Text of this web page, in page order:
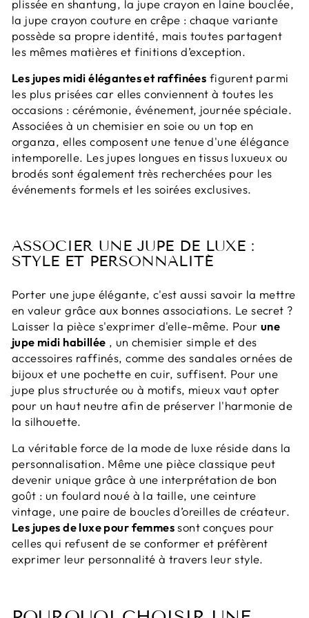
plissée en shantung, la jupe crayon en laine bouclée,
la jupe crayon couture en crêpe : chaque variante
possède sa propre identité, mais toutes partagent
les mêmes matières et finitions d’exception.
Les jupes midi élégantes et raffinées figurent parmi
les plus prisées car elles conviennent à toutes les
occasions : cérémonie, événement, journée spéciale.
Associées à un chemisier en soie ou un top en
organza, elles composent une tenue d'une élégance
intemporelle. Les jupes longues en tissus luxueux ou
brodés sont également très recherchées pour les
événements formels et les soirées exclusives.
ASSOCIER UNE JUPE DE LUXE :
STYLE ET PERSONNALITÉ
Porter une jupe élégante, c'est aussi savoir la mettre
en valeur grâce aux bonnes associations. Le secret ?
Laisser la pièce s'exprimer d'elle-même. Pourune
jupe midi habillée , un chemisier simple et des
accessoires raffinés, comme des sandales ornées de
bijoux et une pochette en cuir, suffisent. Pour une
jupe plus structurée ou à motifs, mieux vaut opter
pour un haut neutre afin de préserver l'harmonie de
la silhouette.
La véritable force de la mode de luxe réside dans la
personnalisation. Même une pièce classique peut
devenir unique grâce à une interprétation de bon
goût : un foulard noué à la taille, une ceinture
vintage, une paire de boucles d’oreilles de créateur.
Les jupes de luxe pour femmessont conçues pour
celles qui refusent de se conformer et préfèrent
exprimer leur personnalité à travers leur style.